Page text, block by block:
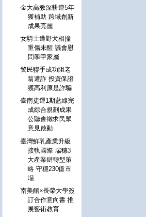
金大高教深耕連5年
獲補助 跨域創新
成果亮麗
女騎士遭野犬相撞
重傷未醒 議會慰
問學甲家屬
警民聯手成功阻老
翁遭詐 投資保證
獲高利原是詐騙
臺南捷運1期藍線完
成綜合規劃成果
公聽會徵求民眾
意見啟動
臺灣鮮乳產業升級
接軌國際 瑞穗3
大產業鏈轉型策
略 守穩230億市
場
南美館×長榮大學簽
訂合作意向書 推
展藝術教育